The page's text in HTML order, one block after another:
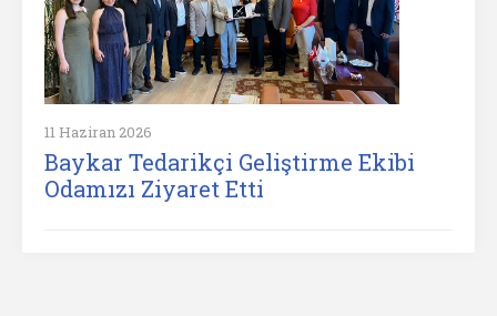
11 Haziran 2026
Baykar Tedarikçi Geliştirme Ekibi
Odamızı Ziyaret Etti